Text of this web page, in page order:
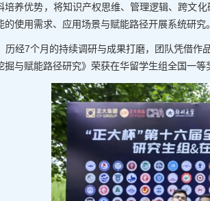
培养优势，将知识产权思维、管理逻辑、跨文
的使用需求、应用场景与赋能路径开展系统研究。
历经7个月的持续调研与成果打磨，团队凭借
掘与赋能路径研究》荣获在华留学生组全国一等